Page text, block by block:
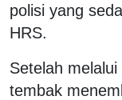
polisi yang
HRS.
Setelah
tembak